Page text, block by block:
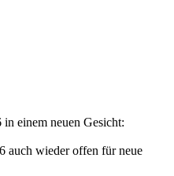
einem neuen Gesicht:
auch wieder offen für neue